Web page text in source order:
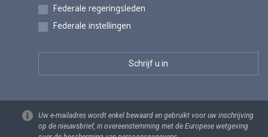
Federale regeringsleden
Federale instellingen
Uw e-mailadres wordt enkel bewaard en gebruikt voor uw inschrijving
op de nieuwsbrief, in overeenstemming met de Europese wetgeving